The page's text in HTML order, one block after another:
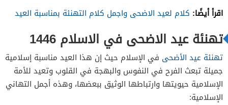
اقرأ أيضًا: كلام لعيد الاضحى واجمل كلام التهنئة بمناسبة العيد
تهنئة عيد الاضحى في الاسلام 1446
تهنئة عيد الأضحى في الإسلام حيث إن هذا العيد مناسبة إسلامية
جميلة تبعث الفرح في النفوس والبهجة في القلوب وتعيد للأمة
الإسلامية حيويتها وارتباطها الوثيق ببعضها، وهذه أجمل التهاني
الإسلامية: